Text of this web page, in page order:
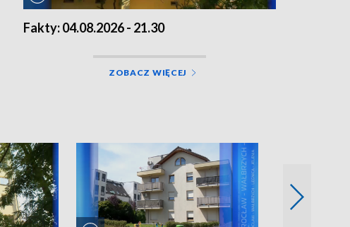
Fakty: 04.08.2026 - 21.30
ZOBACZ WIĘCEJ